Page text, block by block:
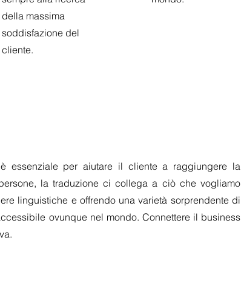
della massima
soddisfazione del
cliente.
essenziale per aiutare il cliente a raggiungere la
la traduzione ci collega a ciò che vogliamo
linguistiche e offrendo una varietà sorprendente di
ovunque nel mondo. Connettere il business